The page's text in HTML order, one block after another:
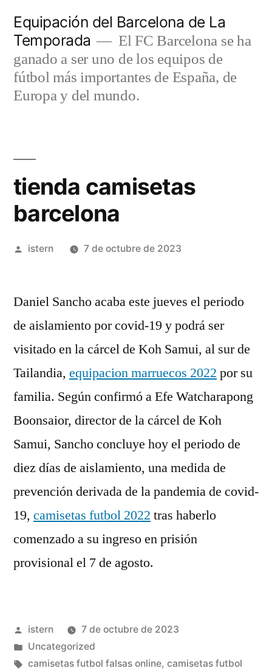
contenido
Equipación del Barcelona de La
Temporada
El FC Barcelona se ha
ganado a ser uno de los equipos de
fútbol más importantes de España, de
Europa y del mundo.
tienda camisetas
barcelona
Publicado
istern 7 de octubre de 2023
Daniel Sancho acaba este jueves el periodo
de aislamiento por covid-19 y podrá ser
visitado en la cárcel de Koh Samui, al sur de
Tailandia, equipacion marruecos 2022 por su
familia. Según confirmó a Efe Watcharapong
Boonsaior, director de la cárcel de Koh
Samui, Sancho concluye hoy el periodo de
diez días de aislamiento, una medida de
prevención derivada de la pandemia de covid-
19, camisetas futbol 2022 tras haberlo
comenzado a su ingreso en prisión
provisional el 7 de agosto.
Publicado
por
istern
7 de octubre de 2023
Publicado
en
Uncategorized
Etiquetas:
camisetas futbol falsas online, camisetas futbol